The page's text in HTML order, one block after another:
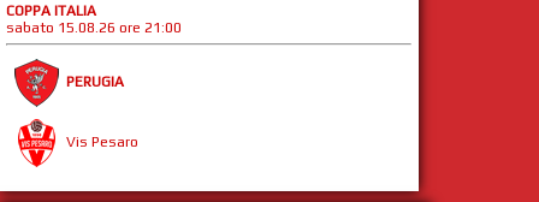
COPPA ITALIA
sabato 15.08.26 ore 21:00
PERUGIA
Vis Pesaro